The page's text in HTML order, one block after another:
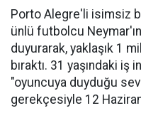
Porto Alegre'li isimsiz
ünlü futbolcu
duyurarak, yaklaşık 1
bıraktı. 31 yaşındaki iş
"oyuncuya duyduğu
gerekçesiyle 12